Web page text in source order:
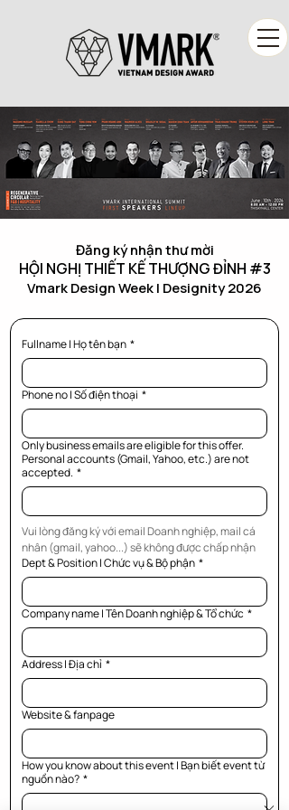
Đăng ký nhận thư mời
HỘI NGHỊ THIẾT KẾ THƯỢNG ĐỈNH #3
Vmark Design Week | Designity 2026
Fullname | Họ tên bạn *
Phone no | Số điện thoại *
Only business emails are eligible for this offer.
Personal accounts (Gmail, Yahoo, etc.) are not
accepted. *
Vui lòng đăng ký với email Doanh nghiệp, mail cá
nhân (gmail, yahoo...) sẽ không được chấp nhận
Dept & Position | Chức vụ & Bộ phận *
Company name | Tên Doanh nghiệp & Tổ chức *
Address | Địa chỉ *
Website & fanpage
How you know about this event | Bạn biết event từ
nguồn nào? *